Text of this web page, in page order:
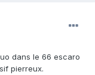
dans le 66 escaro
pierreux.